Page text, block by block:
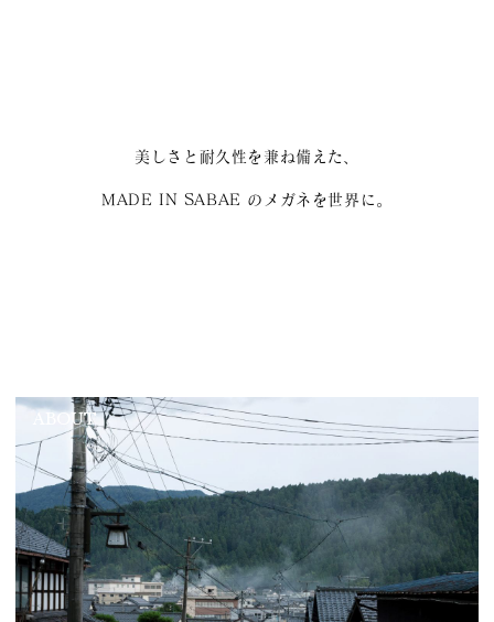
美しさと耐久性を兼ね備えた、
MADE IN SABAE のメガネを世界に。
ABOUT